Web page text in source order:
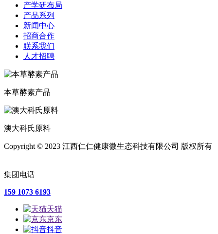
产学研布局
产品系列
新闻中心
招商合作
联系我们
人才招聘
本草酵素产品
澳大科氏原料
Copyright © 2023 江西仁仁健康微生态科技有限公司 版权所有
集团电话
159 1073 6193
天猫
京东
抖音